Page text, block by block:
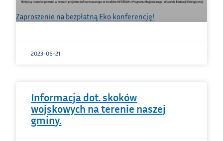
Zaproszenie na bezpłatną Eko konferencję!
2023-06-21
Informacja dot. skoków
wojskowych na terenie naszej
gminy.